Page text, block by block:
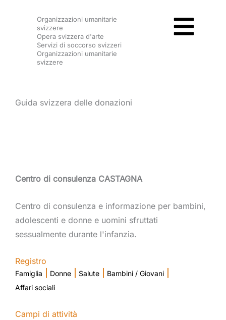
contenuto
Organizzazioni umanitarie
svizzere
Opera svizzera d'arte
Servizi di soccorso svizzeri
Organizzazioni umanitarie
svizzere
Guida svizzera delle donazioni
Centro di consulenza CASTAGNA
Centro di consulenza e informazione per bambini,
adolescenti e donne e uomini sfruttati
sessualmente durante l'infanzia.
Registro
Famiglia Donne Salute Bambini / Giovani
Affari sociali
Campi di attività